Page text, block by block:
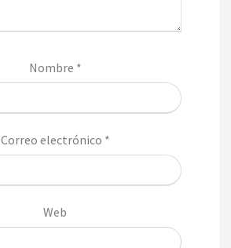
Nombre *
Correo electrónico *
Web